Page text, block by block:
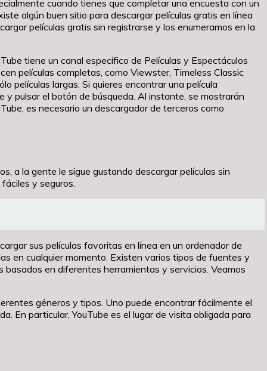
cuando tienes que completar una encuesta con un
algún buen sitio para descargar películas gratis en línea
películas gratis sin registrarse y los enumeramos en la
tiene un canal específico de Películas y Espectáculos
películas completas, como Viewster, Timeless Classic
películas largas. Si quieres encontrar una película
y pulsar el botón de búsqueda. Al instante, se mostrarán
es necesario un descargador de terceros como
a la gente le sigue gustando descargar películas sin
y seguros.
sus películas favoritas en línea en un ordenador de
en cualquier momento. Existen varios tipos de fuentes y
en diferentes herramientas y servicios. Veamos
géneros y tipos. Uno puede encontrar fácilmente el
En particular, YouTube es el lugar de visita obligada para